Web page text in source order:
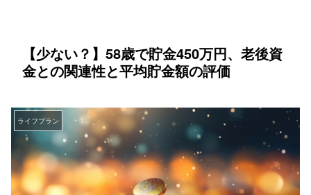
【少ない？】58歳で貯金450万円、老後資
金との関連性と平均貯金額の評価
ライフプラン